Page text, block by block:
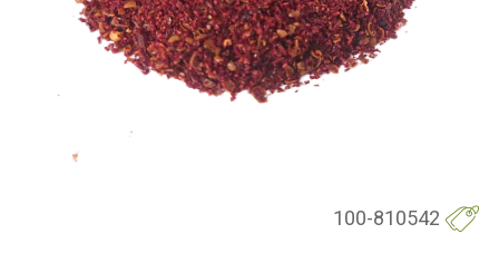
100-810542